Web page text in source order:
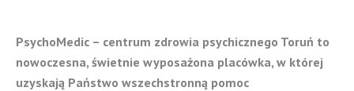
PsychoMedic – centrum zdrowia psychicznego Toruń to
nowoczesna, świetnie wyposażona placówka, w której
uzyskają Państwo wszechstronną pomoc